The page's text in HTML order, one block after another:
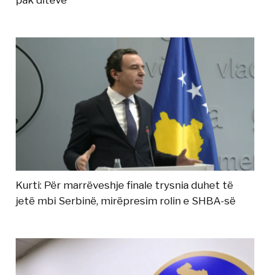
Kurti: Për marrëveshje finale trysnia duhet të
jetë mbi Serbinë, mirëpresim rolin e SHBA-së